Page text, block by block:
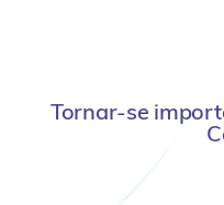
Tornar-se